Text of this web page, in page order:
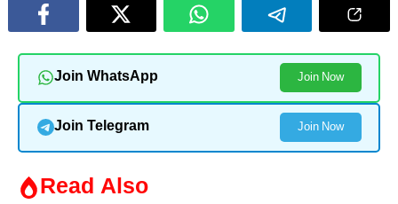
Join WhatsApp Join Now
Join Telegram Join Now
Read Also